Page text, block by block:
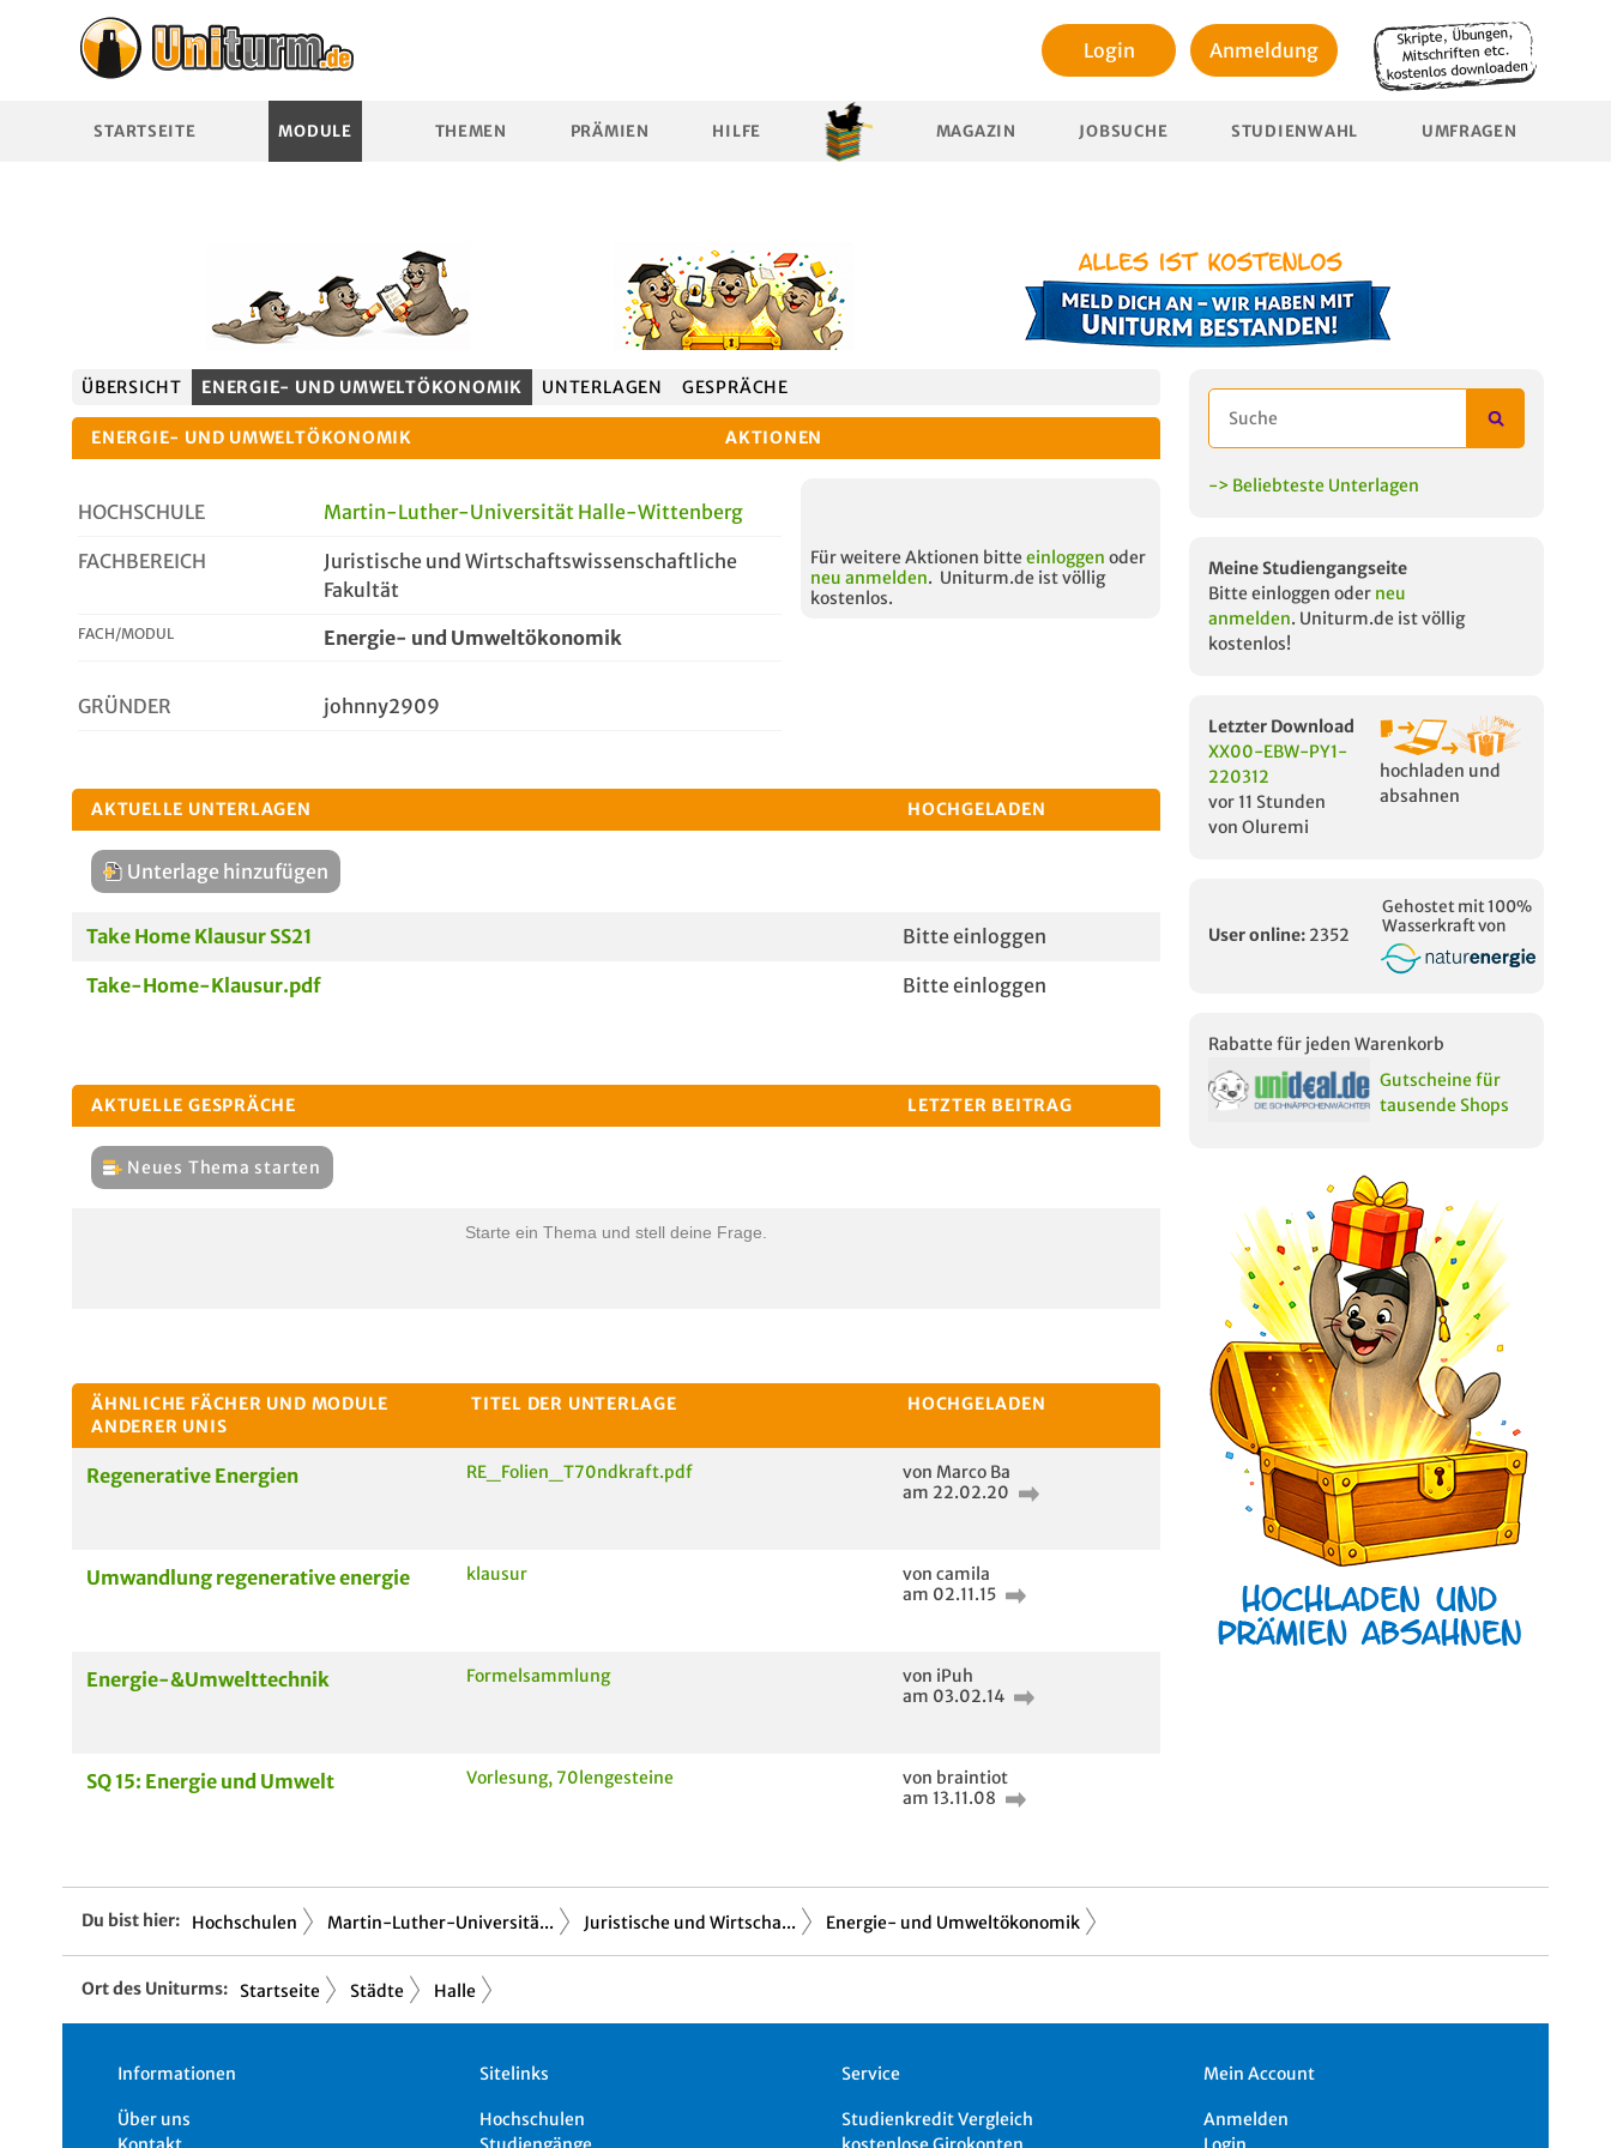
Login Anmeldung
STARTSEITE MODULE THEMEN PRÄMIEN HILFE MAGAZIN JOBSUCHE STUDIENWAHL UMFRAGEN
ÜBERSICHT ENERGIE- UND UMWELTÖKONOMIK UNTERLAGEN GESPRÄCHE
ENERGIE- UND UMWELTÖKONOMIK AKTIONEN
HOCHSCHULE Martin-Luther-Universität Halle-Wittenberg
FACHBEREICH
Juristische und Wirtschaftswissenschaftliche
Fakultät
FACH/MODUL Energie- und Umweltökonomik
GRÜNDER johnny2909
Für weitere Aktionen bitte einloggen oder
neu anmelden. Uniturm.de ist völlig
kostenlos.
AKTUELLE UNTERLAGEN HOCHGELADEN
Unterlage hinzufügen
Take Home Klausur SS21 Bitte einloggen
Take-Home-Klausur.pdf Bitte einloggen
AKTUELLE GESPRÄCHE LETZTER BEITRAG
Neues Thema starten
Starte ein Thema und stell deine Frage.
ÄHNLICHE FÄCHER UND MODULE
ANDERER UNIS
TITEL DER UNTERLAGE HOCHGELADEN
Regenerative Energien RE_Folien_T70ndkraft.pdf
von Marco Ba
am 22.02.20
Umwandlung regenerative energie klausur
von camila
am 02.11.15
Energie-&Umwelttechnik Formelsammlung
von iPuh
am 03.02.14
SQ 15: Energie und Umwelt Vorlesung, 70lengesteine
von braintiot
am 13.11.08
-> Beliebteste Unterlagen
Meine Studiengangseite
Bitte einloggen oder neu
anmelden. Uniturm.de ist völlig
kostenlos!
Letzter Download
XX00-EBW-PY1-
220312
vor 11 Stunden
von Oluremi
hochladen und
absahnen
User online: 2352
Gehostet mit 100%
Wasserkraft von
Rabatte für jeden Warenkorb
Gutscheine für
tausende Shops
Du bist hier: Hochschulen Martin-Luther-Universitä... Juristische und Wirtscha... Energie- und Umweltökonomik
Ort des Uniturms: Startseite Städte Halle
Informationen
Über uns
Sitelinks
Hochschulen
Service
Studienkredit Vergleich
Mein Account
Anmelden